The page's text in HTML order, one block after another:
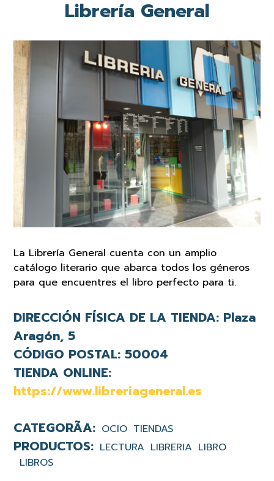
Librería General
La Librería General cuenta con un amplio
catálogo literario que abarca todos los géneros
para que encuentres el libro perfecto para ti.
DIRECCIÓN FÍSICA DE LA TIENDA: Plaza
Aragón, 5
CÓDIGO POSTAL: 50004
TIENDA ONLINE:
https://www.libreriageneral.es
OCIO TIENDAS
LECTURA LIBRERIA LIBRO
LIBROS